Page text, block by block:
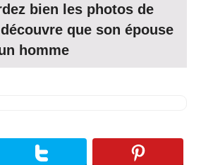
bien les photos de
que son épouse
homme